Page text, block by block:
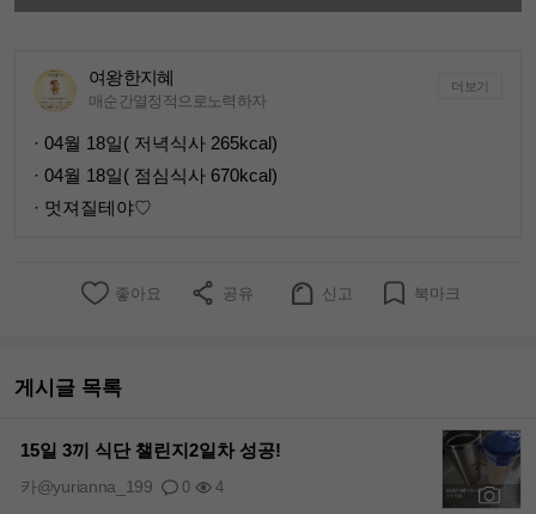
여왕한지혜
매순간열정적으로노력하자
더보기
· 04월 18일( 저녁식사 265kcal)
· 04월 18일( 점심식사 670kcal)
· 멋져질테야♡
좋아요 공유 신고 북마크
게시글 목록
15일 3끼 식단 챌린지2일차 성공!
0 4
카@yurianna_199